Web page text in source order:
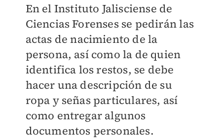
En el Instituto Jalisciense de
Ciencias Forenses se pedirán las
actas de nacimiento de la
persona, así como la de quien
identifica los restos, se debe
hacer una descripción de su
ropa y señas particulares, así
como entregar algunos
documentos personales.